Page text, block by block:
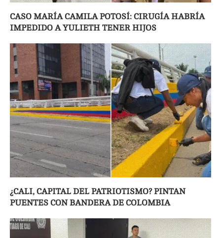
CASO MARÍA CAMILA POTOSÍ: CIRUGÍA HABRÍA
IMPEDIDO A YULIETH TENER HIJOS
¿CALI, CAPITAL DEL PATRIOTISMO? PINTAN
PUENTES CON BANDERA DE COLOMBIA